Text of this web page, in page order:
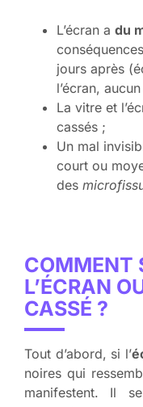
L’écran a du
jours après
l’écran,
La vitre et
cassés ;
Un mal
court ou
des
COMMENT
L’ÉCRAN
CASSÉ ?
Tout d’abord, si l’
noires qui
manifestent. Il